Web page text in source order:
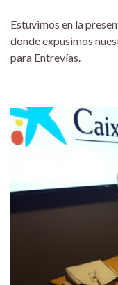
Estuvimos en la
donde expusimos
para Entrevías.